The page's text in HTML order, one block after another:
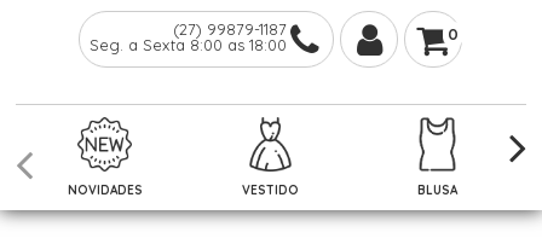
(27) 99879-1187
Seg. a Sexta 8:00 as 18:00
0
NOVIDADES VESTIDO BLUSA